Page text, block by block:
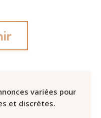
variées pour
et discrètes.